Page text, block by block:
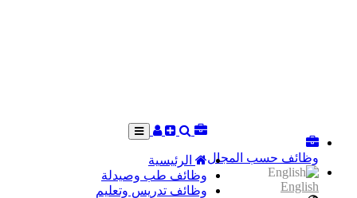
وظائف حسب المجال
English
الرئيسية
وظائف طب وصيدلة
وظائف تدريس وتعليم